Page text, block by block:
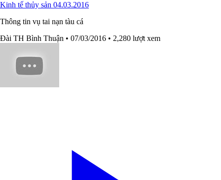
Kinh tế thủy sản 04.03.2016
Thông tin vụ tai nạn tàu cá
Đài TH Bình Thuận • 07/03/2016 • 2,280 lượt xem